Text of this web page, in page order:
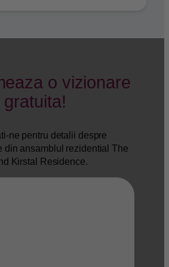
o vizionare
gratuita!
ne pentru detalii despre
din ansamblul rezidential The
Kirstal Residence.